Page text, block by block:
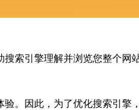
索引擎理解并浏览您整个网
。因此，为了优化搜索引